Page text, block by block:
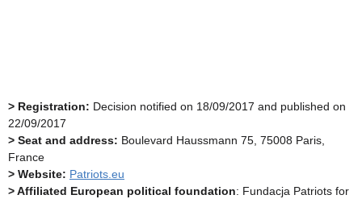
> Registration: Decision notified on 18/09/2017 and published on
22/09/2017
> Seat and address: Boulevard Haussmann 75, 75008 Paris,
France
> Website: Patriots.eu
> Affiliated European political foundation: Fundacja Patriots for